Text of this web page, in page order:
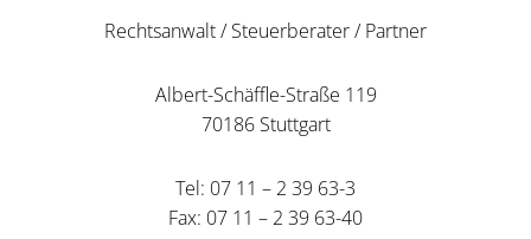
Rechtsanwalt / Steuerberater / Partner
Albert-Schäffle-Straße 119
70186 Stuttgart
Tel: 07 11 – 2 39 63-3
Fax: 07 11 – 2 39 63-40